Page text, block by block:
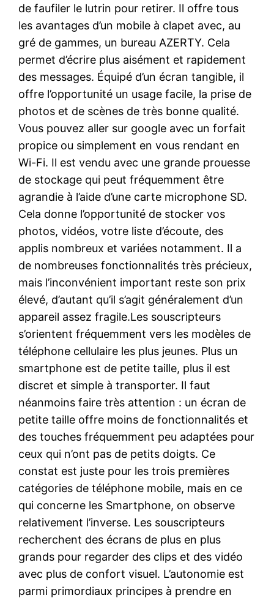
de faufiler le lutrin pour retirer. Il offre tous
les avantages d’un mobile à clapet avec, au
gré de gammes, un bureau AZERTY. Cela
permet d’écrire plus aisément et rapidement
des messages. Équipé d’un écran tangible, il
offre l’opportunité un usage facile, la prise de
photos et de scènes de très bonne qualité.
Vous pouvez aller sur google avec un forfait
propice ou simplement en vous rendant en
Wi-Fi. Il est vendu avec une grande prouesse
de stockage qui peut fréquemment être
agrandie à l’aide d’une carte microphone SD.
Cela donne l’opportunité de stocker vos
photos, vidéos, votre liste d’écoute, des
applis nombreux et variées notamment. Il a
de nombreuses fonctionnalités très précieux,
mais l’inconvénient important reste son prix
élevé, d’autant qu’il s’agit généralement d’un
appareil assez fragile.Les souscripteurs
s’orientent fréquemment vers les modèles de
téléphone cellulaire les plus jeunes. Plus un
smartphone est de petite taille, plus il est
discret et simple à transporter. Il faut
néanmoins faire très attention : un écran de
petite taille offre moins de fonctionnalités et
des touches fréquemment peu adaptées pour
ceux qui n’ont pas de petits doigts. Ce
constat est juste pour les trois premières
catégories de téléphone mobile, mais en ce
qui concerne les Smartphone, on observe
relativement l’inverse. Les souscripteurs
recherchent des écrans de plus en plus
grands pour regarder des clips et des vidéo
avec plus de confort visuel. L’autonomie est
parmi primordiaux principes à prendre en